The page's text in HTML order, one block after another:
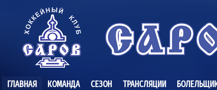
ГЛАВНАЯ КОМАНДА СЕЗОН ТРАНСЛЯЦИИ